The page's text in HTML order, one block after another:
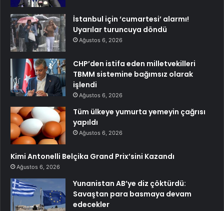
İstanbul için ‘cumartesi’ alarmı!
Uyarılar turuncuya döndü
Ağustos 6, 2026
CHP’den istifa eden milletvekilleri
TBMM sistemine bağımsız olarak
işlendi
Ağustos 6, 2026
Tüm ülkeye yumurta yemeyin çağrısı
yapıldı
Ağustos 6, 2026
Kimi Antonelli Belçika Grand Prix’sini Kazandı
Ağustos 6, 2026
Yunanistan AB’ye diz çöktürdü:
Savaştan para basmaya devam
edecekler